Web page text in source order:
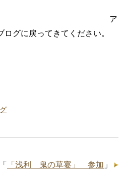
ア
グに戻ってきてください。
「 「浅利 鬼の草宴」 参加 」